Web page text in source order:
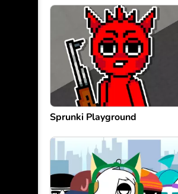
Sprunki Playground